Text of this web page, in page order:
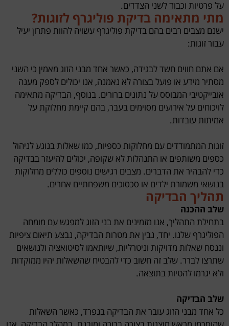
על פרטיות וכבוד לשני הצדדים.
מתי מתאימה בדיקת פוליגרף לזוגות?
ישנם מצבים רבים בהם בדיקת פוליגרף עשויה להוות פתרון יעיל
עבור זוגות:
אם אתם חווים חשד לבגידה, כאשר אחד מבני הזוג מאמין כי השני
מסתיר מידע או פועל בצורה לא נאמנה, אנו יכולים לספק מענה
אובייקטיבי המבוסס על נתונים ברורים. בנוסף, הבדיקה מתאימה
לויכוחים על אירועים מסוימים בעבר, בהם קיימת מחלוקת על
אמיתות עובדות.
זוגות המתמודדים עם מחלוקות כספיות, כמו שאלות בנוגע לניהול
כספים משותפים או התנהלות לא שקופה, יכולים להיעזר בבדיקה
כדי להבהיר את הדברים. מצבים רגישים נוספים כוללים מחלוקות
בנושאי משמורת ילדים או סכסוכים משפחתיים אחרים.
תהליך הבדיקה
שלב ההכנה
בתחילת התהליך, אנו מזמינים את בני הזוג למפגש עם מומחה
הפוליגרף שלנו. יחד, נבין את מטרות הבדיקה, נבצע תיאום ציפיות
וננסח שאלות מדויקות וניטרליות, שיותאמו לסיטואציה ולנושאים
שתרצו לברר. שלב זה חשוב כדי להבטיח שהשאלות יהיו ממוקדות
ולא יגרמו להטיות בתוצאה.
שלב הבדיקה
כל אחד מבני הזוג עובר את הבדיקה בנפרד, כאשר השאלות